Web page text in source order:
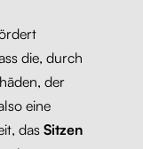
die, durch
der
eine
das Sitzen